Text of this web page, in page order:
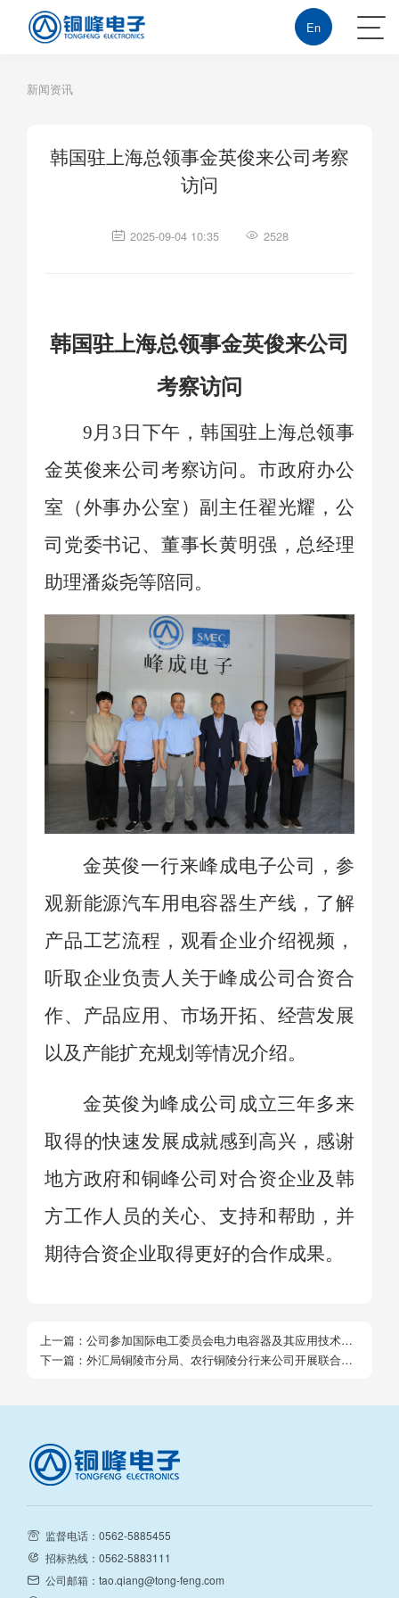
En
新闻资讯
韩国驻上海总领事金英俊来公司考察
访问
2025-09-04 10:35 2528
韩国驻上海总领事金英俊来公司
考察访问
9月3日下午， 韩国驻上海总领事
金英俊来公司考察访问。市政府办公
室（外事办公室）副主任翟光耀，公
司党委书记、董事长黄明强，总经理
助理潘焱尧等陪同。
金英俊一行来峰成电子公司，参
观新能源汽车用电容器生产线，了解
产品工艺流程，观看企业介绍视频，
听取企业负责人关于峰成公司合资合
作、产品应用、市场开拓、经营发展
以及 产能扩充规划等情况介绍。
金英俊为峰成公司成立三年多来
取得的快速发展成就感到高兴，感谢
地方政府和铜峰公司对合资企业及韩
方工作人员的关心、支持和帮助，并
期待合资企业取得更好的合作成果。
上一篇： 公司参加国际电工委员会电力电容器及其应用技术委
员会2025年度全会并取得积极成果
下一篇： 外汇局铜陵市分局、农行铜陵分行来公司开展联合党
监督电话：0562-5885455
招标热线：0562-5883111
公司邮箱：tao.qiang@tong-feng.com